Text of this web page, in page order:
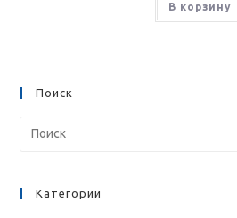
В корзину
Поиск
Категории